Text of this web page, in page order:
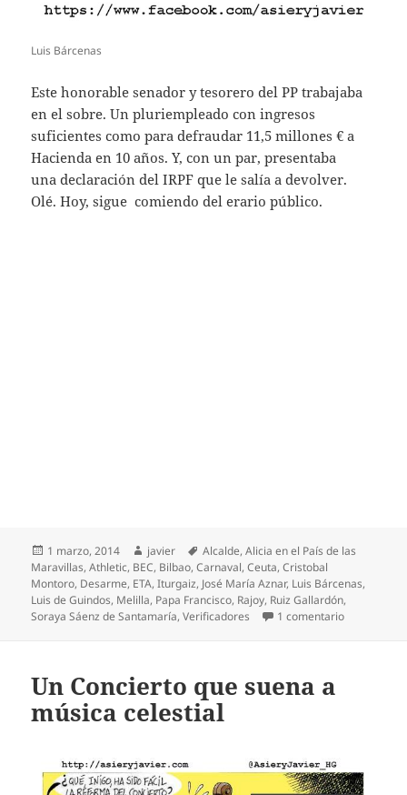
Luis Bárcenas
Este honorable senador y tesorero del PP trabajaba
en el sobre. Un pluriempleado con ingresos
suficientes como para defraudar 11,5 millones € a
Hacienda en 10 años. Y, con un par, presentaba
una declaración del IRPF que le salía a devolver.
Olé. Hoy, sigue comiendo del erario público.
Publicado
el
1 marzo, 2014 Autor
javier Etiquetas
Alcalde,Alicia en el País de las
Maravillas,Athletic, BEC, Bilbao,Carnaval,Ceuta,Cristobal
Montoro, Desarme, ETA,Iturgaiz, José María Aznar, Luis Bárcenas,
Luis de Guindos, Melilla, Papa Francisco, Rajoy, Ruiz Gallardón,
Soraya Sáenz de Santamaría,Verificadores 1 comentarioen Rajoy se
Un Concierto que suena a
música celestial